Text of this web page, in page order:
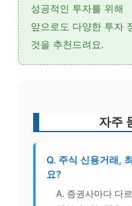
성공적인 투자를 위해
앞으로도 다양한 투자
것을 추천드려요.
자주
Q. 주식 신용거래,
요?
A. 증권사마다 다